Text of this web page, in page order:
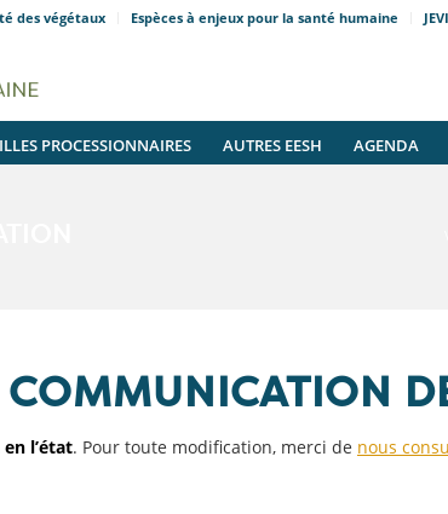
des végétaux Espèces à enjeux pour la santé humaine JEVI
PROCESSIONNAIRES AUTRES EESH AGENDA
l’état. Pour toute modification, merci de nous